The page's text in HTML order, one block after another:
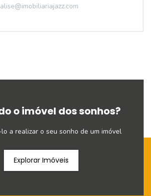
o imóvel dos sonhos?
a realizar o seu sonho de um imóvel
Explorar Imóveis